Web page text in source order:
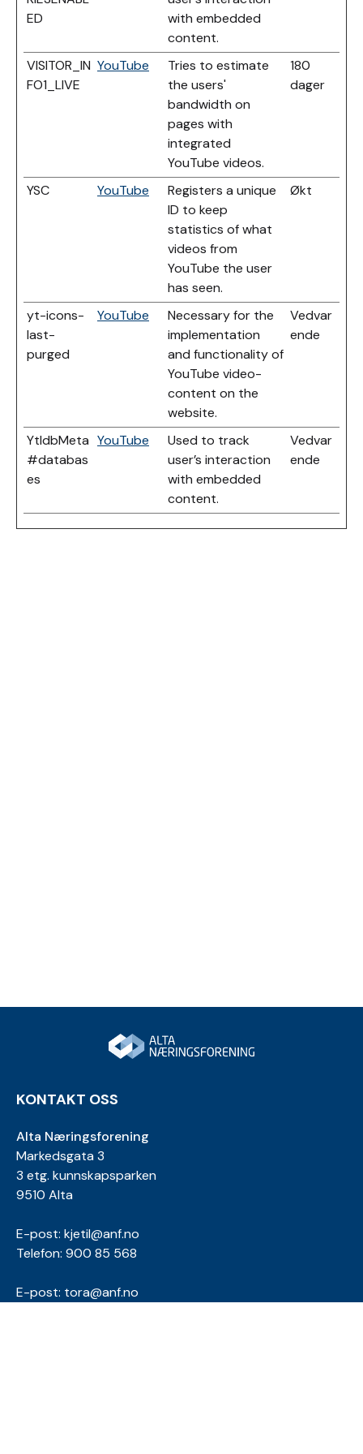
ED
with embedded
content.
VISITOR_IN
FO1_LIVE
YouTube
Tries to estimate
the users'
bandwidth on
pages with
integrated
YouTube videos.
180
dager
YSC YouTube
Registers a unique
ID to keep
statistics of what
videos from
YouTube the user
has seen.
Økt
yt-icons-
last-
purged
YouTube
Necessary for the
implementation
and functionality of
YouTube video-
content on the
website.
Vedvar
ende
YtIdbMeta
#databas
es
YouTube
Used to track
user’s interaction
with embedded
content.
Vedvar
ende
KONTAKT OSS
Alta Næringsforening
Markedsgata 3
3 etg. kunnskapsparken
9510 Alta
E-post: kjetil@anf.no
Telefon: 900 85 568
E-post: tora@anf.no